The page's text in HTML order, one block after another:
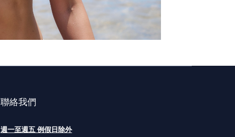
聯絡我們
週一至週五 例假日除外